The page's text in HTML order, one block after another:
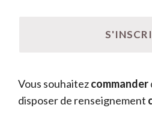
Vous souhaitezcommander
disposer de renseignement